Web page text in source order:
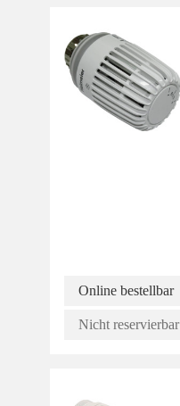
Online bestellbar
Nicht reservierbar